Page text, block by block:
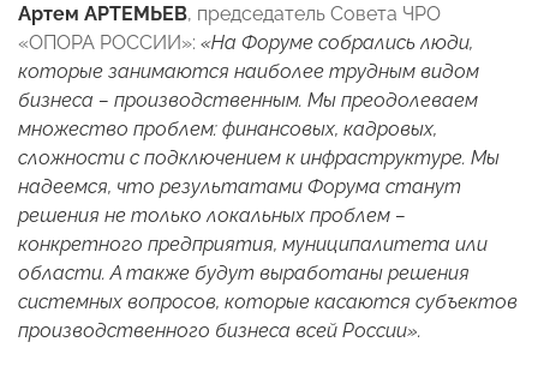
Артем АРТЕМЬЕВ, председатель Совета ЧРО
«ОПОРА РОССИИ»: «На Форуме собрались люди,
которые занимаются наиболее трудным видом
бизнеса – производственным. Мы преодолеваем
множество проблем: финансовых, кадровых,
сложности с подключением к инфраструктуре. Мы
надеемся, что результатами Форума станут
решения не только локальных проблем –
конкретного предприятия, муниципалитета или
области. А также будут выработаны решения
системных вопросов, которые касаются субъектов
производственного бизнеса всей России».